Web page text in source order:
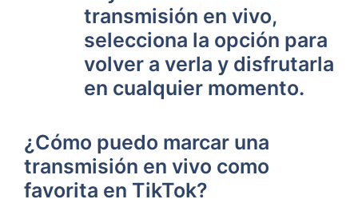
transmisión en vivo,
selecciona la opción para
volver a verla y disfrutarla
en cualquier momento.
¿Cómo puedo marcar una
transmisión en vivo como
favorita en TikTok?